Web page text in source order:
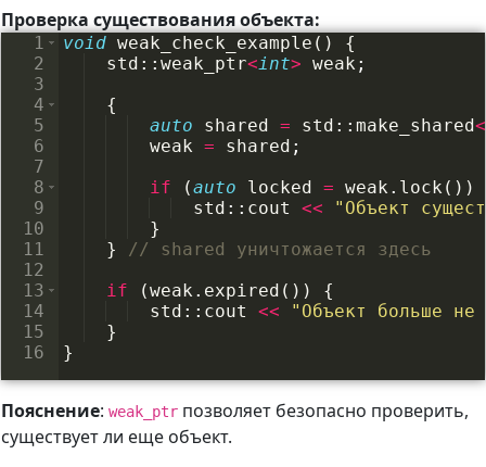
Проверка существования объекта:
1
2
3
4
5
6
7
8
9
10
11
12
13
14
15
16
void weak_check_example ( )
{
std :: weak_ptr<int> weak ;
{
auto
shared = std :: make_shared<
weak = shared ;
if
(auto locked = weak . lock ( ))
std :: cout << " Объект
}
}
// shared уничтожается здесь
if
(weak . expired ( ))
{
std :: cout << " Объект больше не
}
}
Пояснение: weak_ptr позволяет безопасно проверить,
существует ли еще объект.